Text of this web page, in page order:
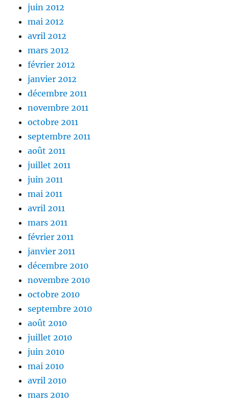
juin 2012
mai 2012
avril 2012
mars 2012
février 2012
janvier 2012
décembre 2011
novembre 2011
octobre 2011
septembre 2011
août 2011
juillet 2011
juin 2011
mai 2011
avril 2011
mars 2011
février 2011
janvier 2011
décembre 2010
novembre 2010
octobre 2010
septembre 2010
août 2010
juillet 2010
juin 2010
mai 2010
avril 2010
mars 2010